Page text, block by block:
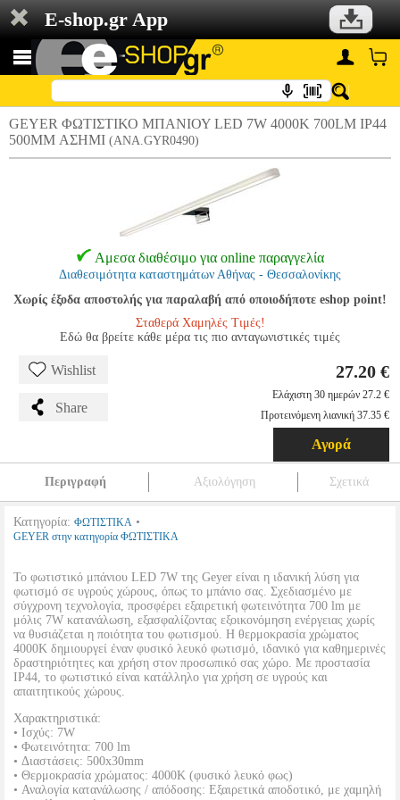
E-shop.gr App
GEYER ΦΩΤΙΣΤΙΚΟ ΜΠΑΝΙΟΥ LED 7W 4000K 700LM IP44
500MM ΑΣΗΜΙ (ANA.GYR0490)
Αμεσα διαθέσιμο για online παραγγελία
Διαθεσιμότητα καταστημάτων Αθήνας - Θεσσαλονίκης
Χωρίς έξοδα αποστολής για παραλαβή από οποιοδήποτε eshop point!
Σταθερά Χαμηλές Τιμές!
Εδώ θα βρείτε κάθε μέρα τις πιο ανταγωνιστικές τιμές
Wishlist
Share
27.20 €
Ελάχιστη 30 ημερών 27.2 €
Προτεινόμενη λιανική 37.35 €
Αγορά
Περιγραφή Αξιολόγηση Σχετικά
Κατηγορία: ΦΩΤΙΣΤΙΚΑ •
GEYER στην κατηγορία ΦΩΤΙΣΤΙΚΑ
Το φωτιστικό μπάνιου LED 7W της Geyer είναι η ιδανική λύση για
φωτισμό σε υγρούς χώρους, όπως το μπάνιο σας. Σχεδιασμένο με
σύγχρονη τεχνολογία, προσφέρει εξαιρετική φωτεινότητα 700 lm με
μόλις 7W κατανάλωση, εξασφαλίζοντας εξοικονόμηση ενέργειας χωρίς
να θυσιάζεται η ποιότητα του φωτισμού. Η θερμοκρασία χρώματος
4000K δημιουργεί έναν φυσικό λευκό φωτισμό, ιδανικό για καθημερινές
δραστηριότητες και χρήση στον προσωπικό σας χώρο. Με προστασία
IP44, το φωτιστικό είναι κατάλληλο για χρήση σε υγρούς και
απαιτητικούς χώρους.
Χαρακτηριστικά:
• Ισχύς: 7W
• Φωτεινότητα: 700 lm
• Διαστάσεις: 500x30mm
• Θερμοκρασία χρώματος: 4000K (φυσικό λευκό φως)
• Αναλογία κατανάλωσης / απόδοσης: Εξαιρετικά αποδοτικό, με χαμηλή